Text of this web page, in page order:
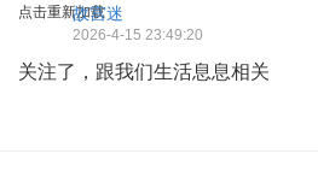
点击重新加载
故宫迷
2026-4-15 23:49:20
关注了，跟我们生活息息相关